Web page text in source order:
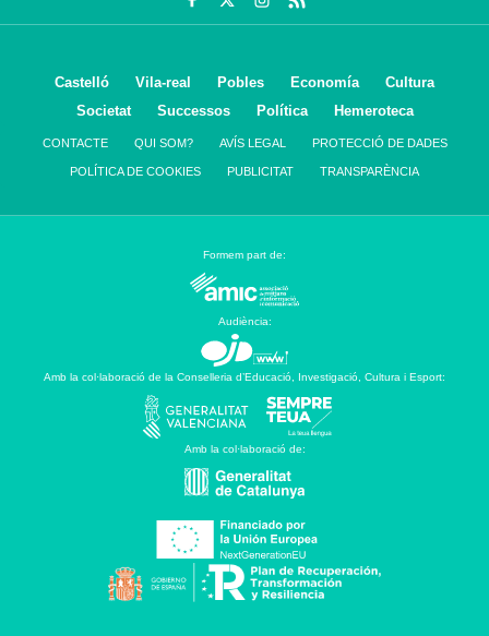
Castelló Vila-real Pobles Economía
Cultura
Societat
Successos Política Hemeroteca
CONTACTE QUI SOM? AVÍS LEGAL PROTECCIÓ DE DADES
POLÍTICA DE COOKIES PUBLICITAT TRANSPARÈNCIA
Formem part de:
Audiència:
Amb la col·laboració de la Conselleria d’Educació, Investigació, Cultura i Esport:
Amb la col·laboració de: